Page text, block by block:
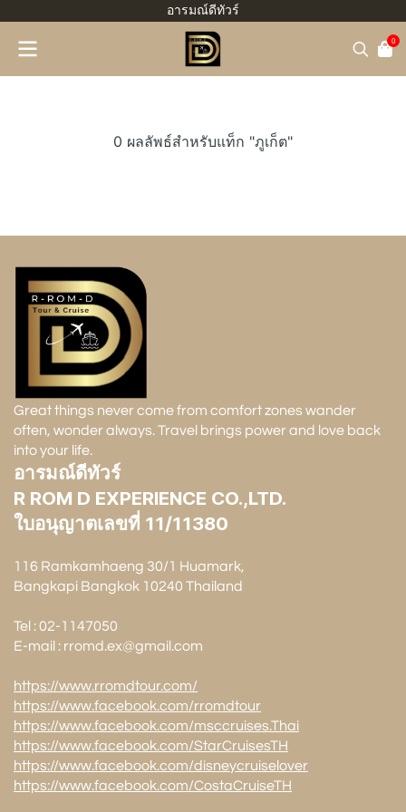
อารมณ์ดีทัวร์
0
0 ผลลัพธ์สำหรับแท็ก "ภูเก็ต"
Great things never come from comfort zones wander
often, wonder always. Travel brings power and love back
into your life.
อารมณ์ดีทัวร์
R ROM D EXPERIENCE CO.,LTD.
ใบอนุญาตเลขที่ 11/11380
116 Ramkamhaeng 30/1 Huamark,
Bangkapi Bangkok 10240 Thailand
Tel : 02-1147050
E-mail : rromd.ex@gmail.com
https://www.rromdtour.com/
https://www.facebook.com/rromdtour
https://www.facebook.com/msccruises.Thai
https://www.facebook.com/StarCruisesTH
https://www.facebook.com/disneycruiselover
https://www.facebook.com/CostaCruiseTH